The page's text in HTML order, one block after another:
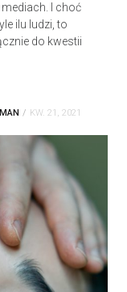
I choć
ilu ludzi, to
do kwestii
KW. 21, 2021